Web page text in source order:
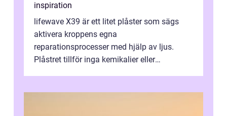
inspiration
lifewave X39 är ett litet plåster som sägs
aktivera kroppens egna
reparationsprocesser med hjälp av ljus.
Plåstret tillför inga kemikalier eller